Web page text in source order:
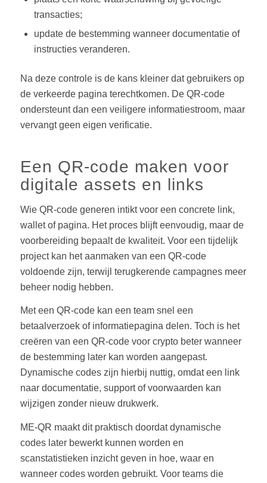
transacties;
update de bestemming wanneer documentatie of
instructies veranderen.
Na deze controle is de kans kleiner dat gebruikers op
de verkeerde pagina terechtkomen. De QR-code
ondersteunt dan een veiligere informatiestroom, maar
vervangt geen eigen verificatie.
Een QR-code maken voor
digitale assets en links
Wie QR-code generen intikt voor een concrete link,
wallet of pagina. Het proces blijft eenvoudig, maar de
voorbereiding bepaalt de kwaliteit. Voor een tijdelijk
project kan het aanmaken van een QR-code
voldoende zijn, terwijl terugkerende campagnes meer
beheer nodig hebben.
Met een QR-code kan een team snel een
betaalverzoek of informatiepagina delen. Toch is het
creëren van een QR-code voor crypto beter wanneer
de bestemming later kan worden aangepast.
Dynamische codes zijn hierbij nuttig, omdat een link
naar documentatie, support of voorwaarden kan
wijzigen zonder nieuw drukwerk.
ME-QR maakt dit praktisch doordat dynamische
codes later bewerkt kunnen worden en
scanstatistieken inzicht geven in hoe, waar en
wanneer codes worden gebruikt. Voor teams die